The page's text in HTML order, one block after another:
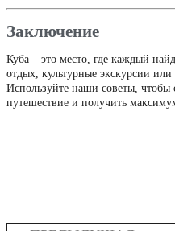
Заключение
Куба – это место, где каждый
отдых, культурные экскурсии
Используйте наши советы, чтобы
путешествие и получить